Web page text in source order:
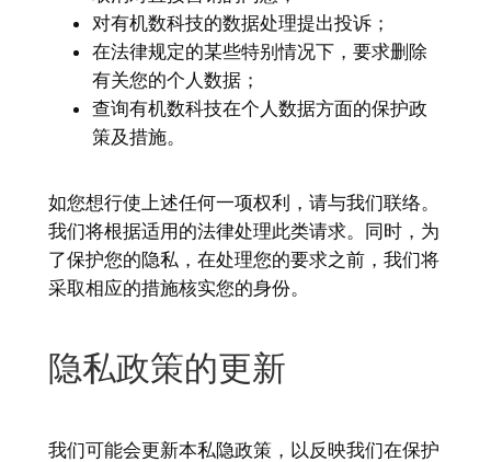
对有机数科技的数据处理提出投诉；
在法律规定的某些特别情况下，要求删除
有关您的个人数据；
查询有机数科技在个人数据方面的保护政
策及措施。
如您想行使上述任何一项权利，请与我们联络。
我们将根据适用的法律处理此类请求。同时，为
了保护您的隐私，在处理您的要求之前，我们将
采取相应的措施核实您的身份。
隐私政策的更新
我们可能会更新本私隐政策，以反映我们在保护